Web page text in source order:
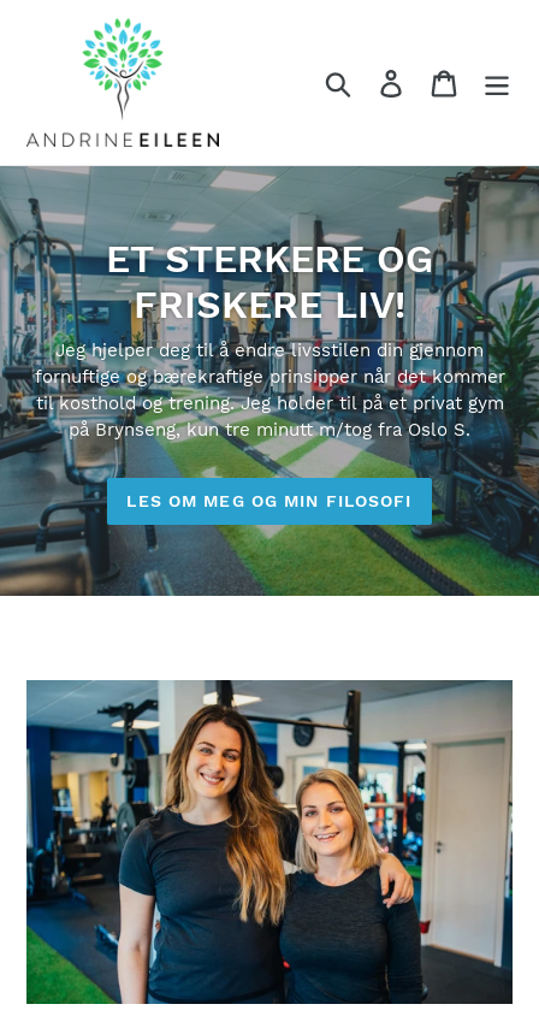
Søk Log in Cart
ET STERKERE OG
FRISKERE LIV!
Jeg hjelper deg til å endre livsstilen din gjennom
fornuftige og bærekraftige prinsipper når det kommer
til kosthold og trening. Jeg holder til på et privat gym
på Brynseng, kun tre minutt m/tog fra Oslo S.
LES OM MEG OG MIN FILOSOFI